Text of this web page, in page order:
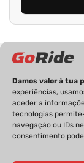
Damos valor à tua
experiências,
aceder a
tecnologias
navegação ou IDs
consentimento
PRIVACIDADE